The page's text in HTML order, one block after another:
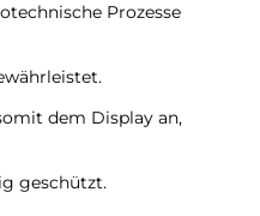
Prozesse
dem Display an,
geschützt.